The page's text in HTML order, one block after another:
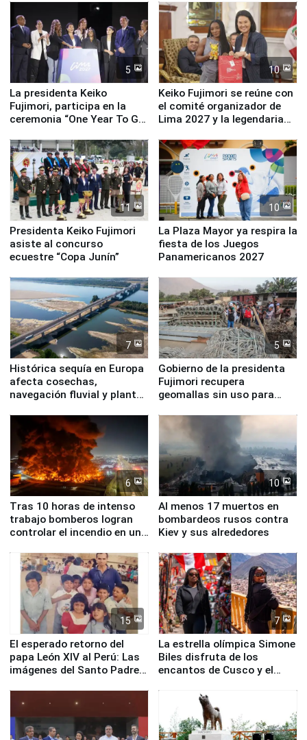
equipamiento para
Serenazgo
5
La presidenta Keiko
Fujimori, participa en la
ceremonia “One Year To Go
10
Keiko Fujimori se reúne con
el comité organizador de
Lima 2027 y la legendaria
11
Presidenta Keiko Fujimori
asiste al concurso
ecuestre “Copa Junín”
10
La Plaza Mayor ya respira la
fiesta de los Juegos
Panamericanos 2027
7
Histórica sequía en Europa
afecta cosechas,
navegación fluvial y plantas
5
Gobierno de la presidenta
Fujimori recupera
geomallas sin uso para
Fenómeno El Niño
6
Tras 10 horas de intenso
trabajo bomberos logran
controlar el incendio en una
de Chile
10
Al menos 17 muertos en
bombardeos rusos contra
Kiev y sus alrededores
15
El esperado retorno del
papa León XIV al Perú: Las
imágenes del Santo Padre
7
La estrella olímpica Simone
Biles disfruta de los
encantos de Cusco y el